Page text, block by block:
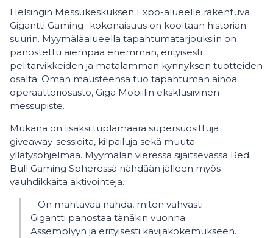
Helsingin Messukeskuksen Expo-alueelle rakentuva
Gigantti Gaming -kokonaisuus on kooltaan historian
suurin. Myymäläalueella tapahtumatarjouksiin on
panostettu aiempaa enemmän, erityisesti
pelitarvikkeiden ja matalamman kynnyksen tuotteiden
osalta. Oman mausteensa tuo tapahtuman ainoa
operaattoriosasto, Giga Mobiilin eksklusiivinen
messupiste.
Mukana on lisäksi tuplamäärä supersuosittuja
giveaway-sessioita, kilpailuja sekä muuta
yllätysohjelmaa. Myymälän vieressä sijaitsevassa Red
Bull Gaming Spheressä nähdään jälleen myös
vauhdikkaita aktivointeja.
– On mahtavaa nähdä, miten vahvasti
Gigantti panostaa tänäkin vuonna
Assemblyyn ja erityisesti kävijäkokemukseen.